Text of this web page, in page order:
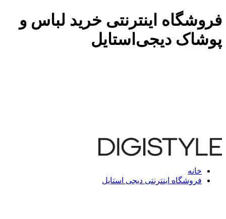
فروشگاه اینترنتی خرید لباس و
پوشاک دیجی‌استایل
خانه
فروشگاه اینترنتی دیجی استایل